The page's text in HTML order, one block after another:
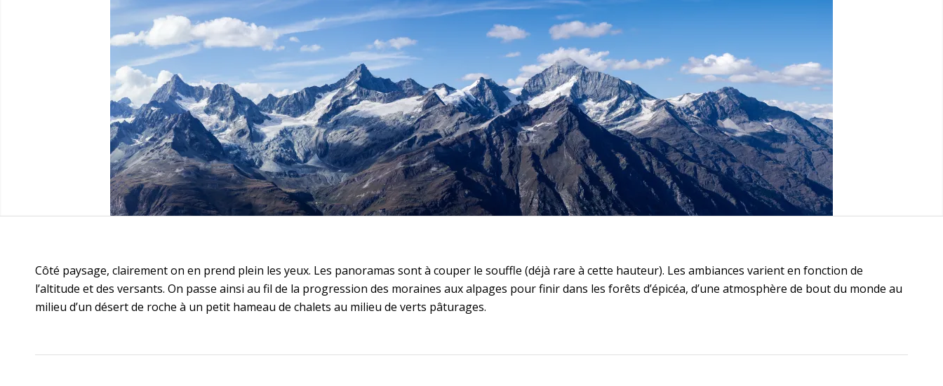
Côté paysage, clairement on en prend plein les yeux. Les panoramas sont à couper le souffle (déjà rare à cette hauteur). Les ambiances varient en fonction de
l’altitude et des versants. On passe ainsi au fil de la progression des moraines aux alpages pour finir dans les forêts d’épicéa, d’une atmosphère de bout du monde au
milieu d’un désert de roche à un petit hameau de chalets au milieu de verts pâturages.